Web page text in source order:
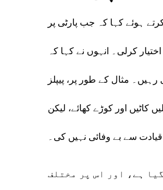
ہوئے کہا کہ جب پارٹی پر
کرلی۔ انہوں نے کہا کہ
مثال کے طور پر، پیپلز
کاٹیں اور کوڑے کھائے، لیکن
قیادت سے بے وفائی نہیں کی۔
ہے، اور اس پر مختلف